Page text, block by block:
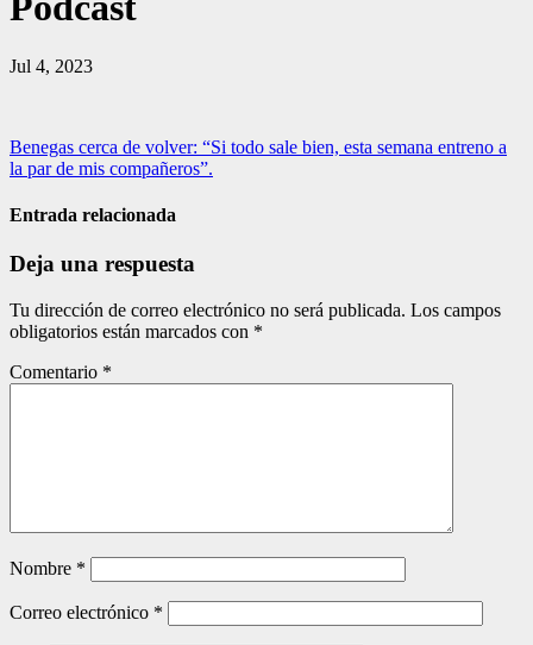
Jul 4, 2023
Navegación
de
entradas
Benegas cerca de volver: “Si todo sale bien, esta semana entreno a
la par de mis compañeros”.
Entrada relacionada
Deja una respuesta
Tu dirección de correo electrónico no será publicada. Los campos
obligatorios están marcados con *
Comentario *
Nombre *
Correo electrónico *